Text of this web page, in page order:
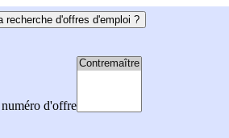
recherche d'offres d'emploi ?
d'offre